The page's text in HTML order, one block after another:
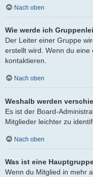
Nach oben
Wie werde ich
Der Leiter einer Gruppe
erstellt wird. Wenn du
kontaktieren.
Nach oben
Weshalb werden
Es ist der Board-
Mitglieder leichter zu
Nach oben
Was ist eine
Wenn du Mitglied in mehr